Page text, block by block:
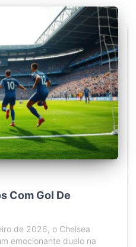
Com Gol De
de 2026, o Chelsea
emocionante duelo na